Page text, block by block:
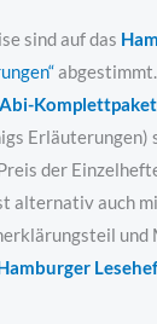
sind auf das
abgestimmt.
Abi-
Erläuterungen)
der
alternativ auch